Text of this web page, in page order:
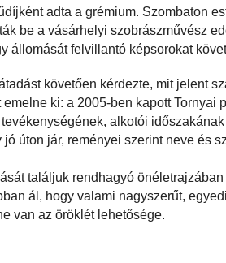
adta a grémium. Szombaton
be a vásárhelyi szobrászművész
állomását felvillantó képsorokat
követően kérdezte, mit jelent
ki: a 2005-ben kapott Tornyai
alkotói
úton jár, reményei szerint neve és
találjuk rendhagyó
ál, hogy valami nagyszerűt,
van az öröklét lehetősége.